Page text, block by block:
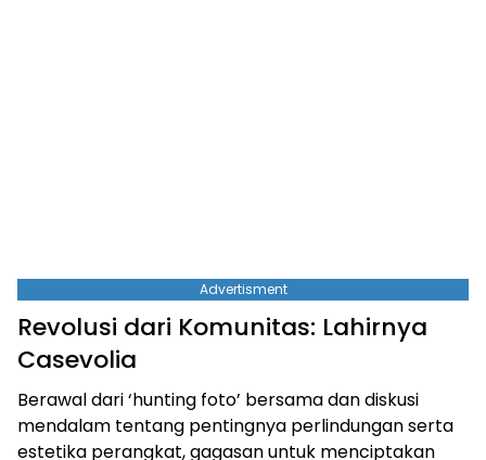
Advertisment
Revolusi dari Komunitas: Lahirnya
Casevolia
Berawal dari ‘hunting foto’ bersama dan diskusi
mendalam tentang pentingnya perlindungan serta
estetika perangkat, gagasan untuk menciptakan